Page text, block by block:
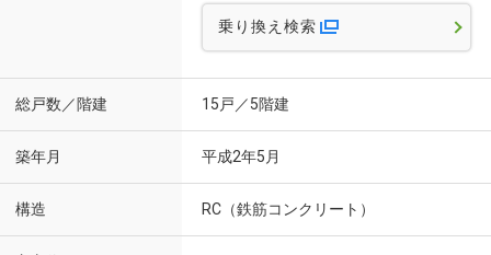
乗り換え検索
総戸数／階建 15戸／5階建
築年月 平成2年5月
構造 RC（鉄筋コンクリート）